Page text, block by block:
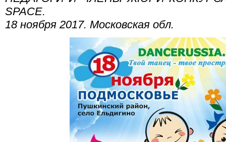
SPACE.
18 ноября 2017. Московская обл.